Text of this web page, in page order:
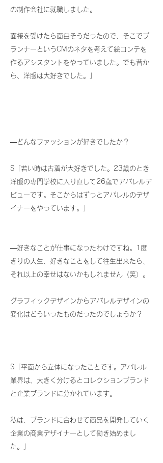
の制作会社に就職しました。
面接を受けたら面白そうだったので、そこでプ
ランナーというCMのネタを考えて絵コンテを
作るアシスタントをやっていました。でも昔か
ら、洋服は大好きでした。」
―どんなファッションが好きでしたか？
S「若い時は古着が大好きでした。23歳のとき
洋服の専門学校に入り直して26歳でアパレルデ
ビューです。そこからはずっとアパレルのデザ
イナーをやっています。」
―好きなことが仕事になったわけですね。1度
きりの人生、好きなことをして往生出来たら、
それ以上の幸せはないかもしれません（笑）。
グラフィックデザインからアパレルデザインの
変化はどういったものだったのでしょうか？
S「平面から立体になったことです。アパレル
業界は、大きく分けるとコレクションブランド
と企業ブランドに分かれています。
私は、ブランドに合わせて商品を開発していく
企業の商業デザイナーとして働き始めまし
た。」